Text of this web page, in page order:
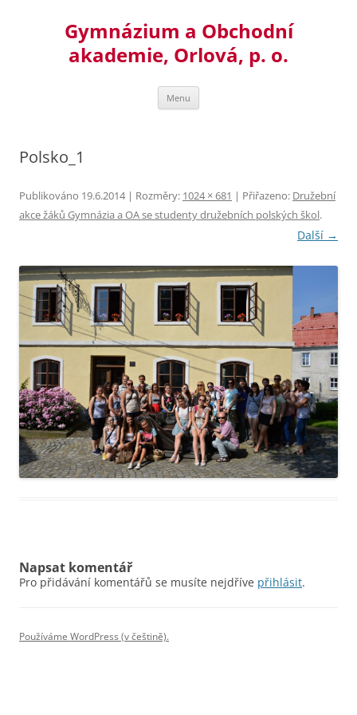
Gymnázium a Obchodní
akademie, Orlová, p. o.
Menu
Polsko_1
Publikováno 19.6.2014| Rozměry: 1024 × 681 | Přiřazeno: Družební
akce žáků Gymnázia a OA se studenty družebních polských škol.
Další →
Napsat komentář
Pro přidávání komentářů se musíte nejdříve přihlásit.
Používáme WordPress (v češtině).